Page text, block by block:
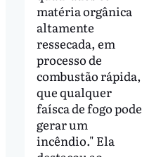
matéria orgânica
altamente
ressecada, em
processo de
combustão rápida,
que qualquer
faísca de fogo pode
gerar um
incêndio." Ela